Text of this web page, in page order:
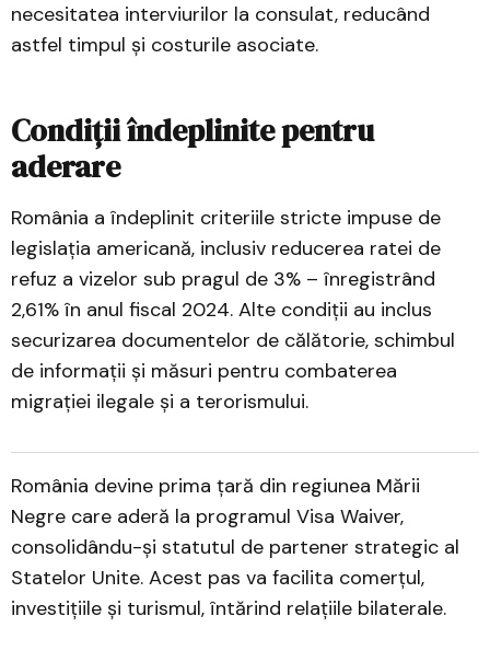
necesitatea interviurilor la consulat, reducând
astfel timpul și costurile asociate.
Condiții îndeplinite pentru
aderare
România a îndeplinit criteriile stricte impuse de
legislația americană, inclusiv reducerea ratei de
refuz a vizelor sub pragul de 3% – înregistrând
2,61% în anul fiscal 2024. Alte condiții au inclus
securizarea documentelor de călătorie, schimbul
de informații și măsuri pentru combaterea
migrației ilegale și a terorismului.
România devine prima țară din regiunea Mării
Negre care aderă la programul Visa Waiver,
consolidându-și statutul de partener strategic al
Statelor Unite. Acest pas va facilita comerțul,
investițiile și turismul, întărind relațiile bilaterale.